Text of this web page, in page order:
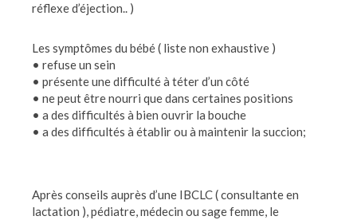
réflexe d’éjection.. )
Les symptômes du bébé ( liste non exhaustive )
• refuse un sein
• présente une difficulté à téter d’un côté
• ne peut être nourri que dans certaines positions
• a des difficultés à bien ouvrir la bouche
• a des difficultés à établir ou à maintenir la succion;
Après conseils auprès d’une IBCLC ( consultante en
lactation ), pédiatre, médecin ou sage femme, le